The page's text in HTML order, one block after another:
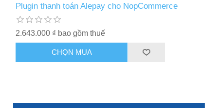
Plugin thanh toán Alepay cho NopCommerce
2.643.000 ₫ bao gồm thuế
CHỌN MUA